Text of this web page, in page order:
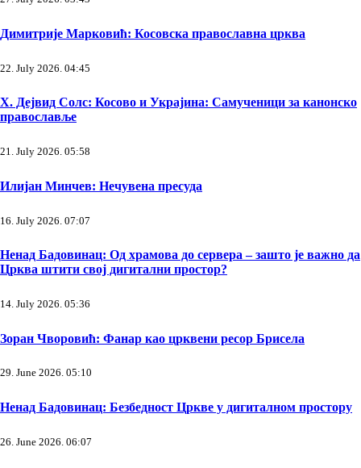
Димитрије Марковић: Косовска православна црква
22. July 2026. 04:45
Х. Дејвид Солс: Косово и Украјина: Самученици за канонско
православље
21. July 2026. 05:58
Илијан Минчев: Нечувена пресуда
16. July 2026. 07:07
Ненад Бадовинац: Од храмова до сервера – зашто је важно да
Црква штити свој дигитални простор?
14. July 2026. 05:36
Зоран Чворовић: Фанар као црквени ресор Брисела
29. June 2026. 05:10
Ненад Бадовинац: Безбедност Цркве у дигиталном простору
26. June 2026. 06:07